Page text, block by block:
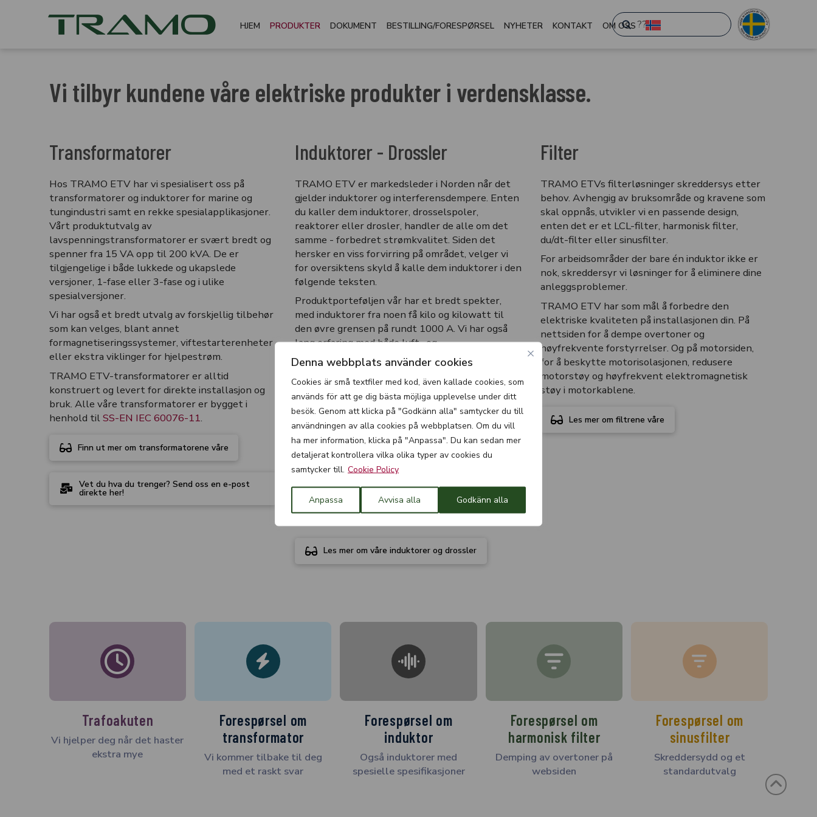
Denna webbplats använder cookies
Cookies är små textfiler med kod, även kallade cookies, som
används för att ge dig bästa möjliga upplevelse under ditt
besök. Genom att klicka på "Godkänn alla" samtycker du till
användningen av alla cookies på webbplatsen. Om du vill
ha mer information, klicka på "Anpassa". Du kan sedan mer
detaljerat kontrollera vilka olika typer av cookies du
samtycker till. Cookie Policy
Anpassa Avvisa alla Godkänn alla
HJEM PRODUKTER DOKUMENT BESTILLING/FORESPØRSEL NYHETER KONTAKT OM OSS
Search
Submit
Vi tilbyr kundene våre elektriske produkter i verdensklasse.
Transformatorer
Hos TRAMO ETV har vi spesialisert oss på
transformatorer og induktorer for marine og
tungindustri samt en rekke spesialapplikasjoner.
Vårt produktutvalg av
lavspenningstransformatorer er svært bredt og
spenner fra 15 VA opp til 200 kVA. De er
tilgjengelige i både lukkede og ukapslede
versjoner, 1-fase eller 3-fase og i ulike
spesialversjoner.
Vi har også et bredt utvalg av forskjellig tilbehør
som kan velges, blant annet
formagnetiseringssystemer, viftestarterenheter
eller ekstra viklinger for hjelpestrøm.
TRAMO ETV-transformatorer er alltid
konstruert og levert for direkte installasjon og
bruk. Alle våre transformatorer er bygget i
henhold tilSS-EN IEC 60076-11.
Finn ut mer om transformatorene våre
Vet du hva du trenger? Send oss en e-post
direkte her!
Induktorer - Drossler
TRAMO ETV er markedsleder i Norden når det
gjelder induktorer og interferensdempere. Enten
du kaller dem induktorer, drosselspoler,
reaktorer eller drosler, handler de alle om det
samme - forbedret strømkvalitet. Siden det
hersker en viss forvirring på området, velger vi
for oversiktens skyld å kalle dem induktorer i den
følgende teksten.
Produktporteføljen vår har et bredt spekter,
med induktorer fra noen få kilo og kilowatt til
den øvre grensen på rundt 1000 A. Vi har også
lang erfaring med både luft- og
væskekjølingsteknologier.
TRAMO ETVs induktorer er ideelle for
bruksområder som frekvensomformerdrift,
motordrift, UPS-er og der det kan oppstå
forstyrrelser ved inn- og utkobling med for høye
spenningstopper.
TRAMO ETV-induktorer er alltid optimalisert i
henhold til kundens spesifikasjoner. I tillegg er de
konstruert for å tåle kontinuerlig drift og er
bygget for å oppfylle ekstremt høye krav til
pålitelighet. Ingeniørene våre er tilgjengelige for
Les mer om våre induktorer og drossler
Filter
TRAMO ETVs filterløsninger skreddersys etter
behov. Avhengig av bruksområde og kravene som
skal oppnås, utvikler vi en passende design,
enten det er et LCL-filter, harmonisk filter,
du/dt-filter eller sinusfilter.
For arbeidsområder der bare én induktor ikke er
nok, skreddersyr vi løsninger for å eliminere dine
anleggsproblemer.
TRAMO ETV har som mål å forbedre den
elektriske kvaliteten på installasjonen din. På
nettsiden for å dempe overtoner og
høyfrekvente forstyrrelser. Og på motorsiden,
for å beskytte motorisolasjonen, redusere
motorstøy og høyfrekvent elektromagnetisk
støy i motorkablene.
Les mer om filtrene våre
Trafoakuten
Vi hjelper deg når det haster
ekstra mye
Forespørsel om
transformator
Vi kommer tilbake til deg
med et raskt svar
Forespørsel om
induktor
Også induktorer med
spesielle spesifikasjoner
Forespørsel om
harmonisk filter
Demping av overtoner på
websiden
Forespørsel om
sinusfilter
Skreddersydd og et
standardutvalg